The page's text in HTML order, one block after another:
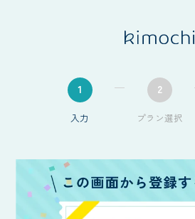
1
入力
2
プラン選択